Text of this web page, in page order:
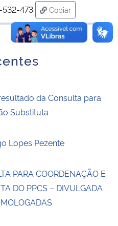
473
Copiar
para área de
da Consulta para
Substituta
Lopes Pezente
PARA COORDENAÇÃO E
DO PPCS – DIVULGADA